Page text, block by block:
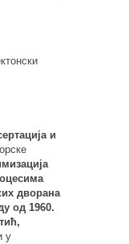
и
дворана
од 1960.
у